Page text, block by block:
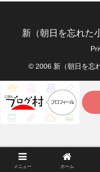
新（朝日を忘れた
© 2006 新（朝日を忘
メニュー ホーム